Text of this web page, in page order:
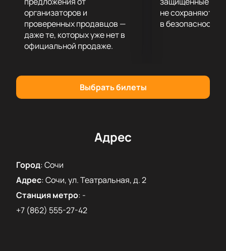
свидетелем этого музыкального события и
насладиться атмосферой Зимнего театра.
организаторов и
проверенных продавцов —
даже те, которых уже нет в
официальной продаже.
не сохраняются
в безопасности.
Выбрать билеты
Адрес
Город:Сочи
Адрес:Сочи, ул. Театральная, д. 2
Станция метро: -
+7 (862) 555-27-42